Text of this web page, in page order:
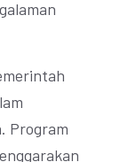
Program